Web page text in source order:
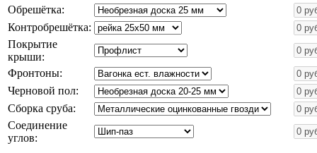
Обрешётка:
Контробрешётка:
Покрытие
крыши:
Фронтоны:
Черновой пол:
Сборка сруба:
Соединение
углов: